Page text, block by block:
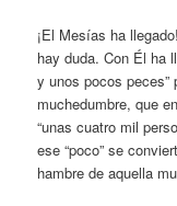
¡El Mesías ha
hay duda. Con Él ha
y unos pocos peces”
muchedumbre, que
“unas cuatro mil
ese “poco” se
hambre de aquella